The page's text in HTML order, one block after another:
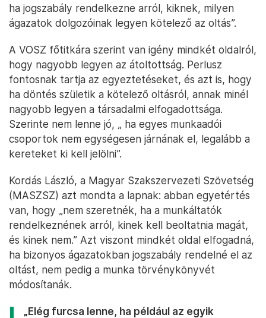
ha jogszabály rendelkezne arról, kiknek, milyen
ágazatok dolgozóinak legyen kötelező az oltás”.
A VOSZ főtitkára szerint van igény mindkét oldalról,
hogy nagyobb legyen az átoltottság. Perlusz
fontosnak tartja az egyeztetéseket, és azt is, hogy
ha döntés születik a kötelező oltásról, annak minél
nagyobb legyen a társadalmi elfogadottsága.
Szerinte nem lenne jó, „ ha egyes munkaadói
csoportok nem egységesen járnának el, legalább a
kereteket ki kell jelölni”.
Kordás László, a Magyar Szakszervezeti Szövetség
(MASZSZ) azt mondta a lapnak: abban egyetértés
van, hogy „nem szeretnék, ha a munkáltatók
rendelkeznének arról, kinek kell beoltatnia magát,
és kinek nem.” Azt viszont mindkét oldal elfogadná,
ha bizonyos ágazatokban jogszabály rendelné el az
oltást, nem pedig a munka törvénykönyvét
módosítanák.
„Elég furcsa lenne, ha például az egyik